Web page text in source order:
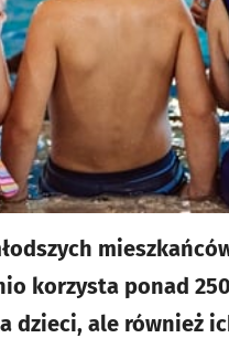
korzysta ponad
ale również